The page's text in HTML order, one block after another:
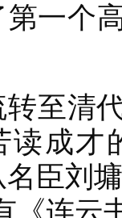
第一个
转至清
读成才
臣刘
《连